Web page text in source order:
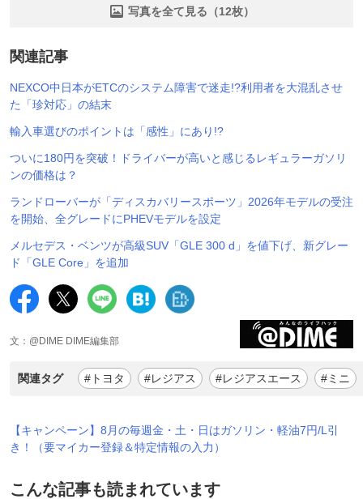
写真を全て見る（12枚）
関連記事
NEXCO中日本がETCのシステム障害で迷走!?利用者を大混乱させ
た「珍対応」の結末
輸入車選びのポイントは「感性」にあり!?
ついに180円を突破！ドライバーが高いと感じるレギュラーガソリ
ンの価格は？
ランドローバーが「ディスカバリースポーツ」2026年モデルの受注
を開始、全グレードにPHEVモデルを設定
メルセデス・ベンツが高級SUV「GLE 300 d」を値下げ、新グレー
ド「GLE Core」を追加
文：@DIME DIME編集部
関連タグ #トヨタ #レジアス #レジアスエース #ミニ
【キャンペーン】8月の毎週金・土・日はガソリン・軽油7円/L引
き！（要マイカー登録＆特定情報の入力）
こんな記事も読まれています